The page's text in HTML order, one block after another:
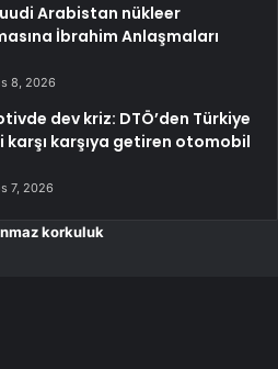
Arabistan nükleer
İbrahim Anlaşmaları
8, 2026
dev kriz: DTÖ’den Türkiye
karşı karşıya getiren otomobil
7, 2026
korkuluk